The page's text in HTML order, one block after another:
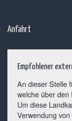
Anfahrt
Empfohlener
An dieser Stelle
welche über den
Um diese
Verwendung